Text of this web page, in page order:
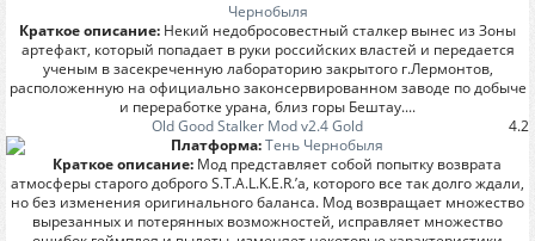
Чернобыля
Краткое описание: Некий недобросовестный сталкер вынес из Зоны
артефакт, который попадает в руки российских властей и передается
ученым в засекреченную лабораторию закрытого г.Лермонтов,
расположенную на официально законсервированном заводе по добыче
и переработке урана, близ горы Бештау....
4.2
Old Good Stalker Mod v2.4 Gold
Платформа:Тень Чернобыля
Краткое описание: Мод представляет собой попытку возврата
атмосферы старого доброго S.T.A.L.K.E.R.’а, которого все так долго ждали,
но без изменения оригинального баланса. Мод возвращает множество
вырезанных и потерянных возможностей, исправляет множество